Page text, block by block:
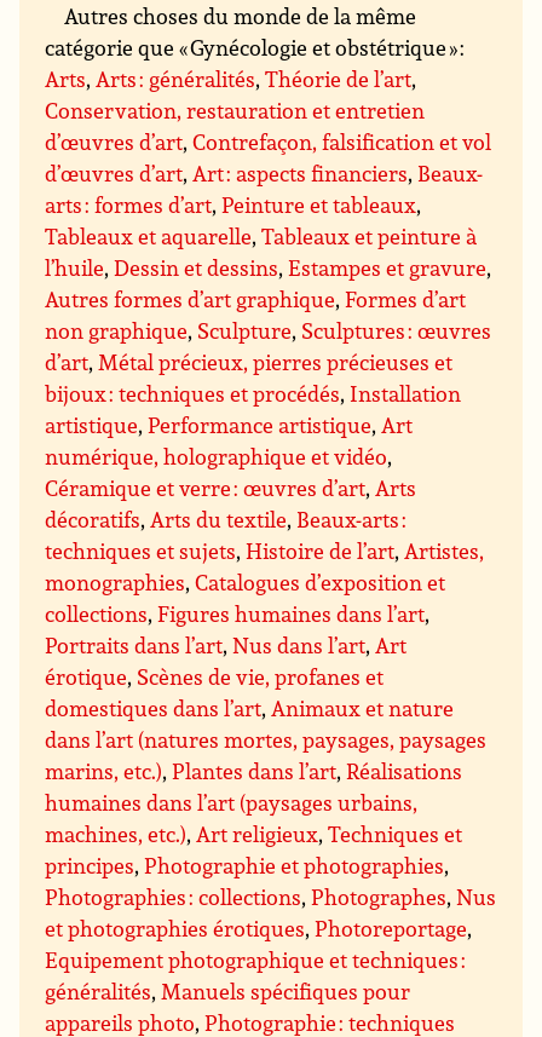
Autres choses du monde de la même
catégorie que « Gynécologie et obstétrique » :
Arts,Arts : généralités,Théorie de l’art,
Conservation, restauration et entretien
d’œuvres d’art,Contrefaçon, falsification et vol
d’œuvres d’art,Art : aspects financiers, Beaux-
arts : formes d’art,Peinture et tableaux,
Tableaux et aquarelle,Tableaux et peinture à
l’huile,Dessin et dessins,Estampes et gravure,
Autres formes d’art graphique,Formes d’art
non graphique, Sculpture, Sculptures : œuvres
d’art,Métal précieux, pierres précieuses et
bijoux : techniques et procédés, Installation
artistique,Performance artistique,Art
numérique, holographique et vidéo,
Céramique et verre : œuvres d’art,Arts
décoratifs,Arts du textile, Beaux-arts :
techniques et sujets,Histoire de l’art,Artistes,
monographies,Catalogues d’exposition et
collections,Figures humaines dans l’art,
Portraits dans l’art,Nus dans l’art,Art
érotique, Scènes de vie, profanes et
domestiques dans l’art,Animaux et nature
dans l’art (natures mortes, paysages, paysages
marins, etc.),Plantes dans l’art,Réalisations
humaines dans l’art (paysages urbains,
machines, etc.),Art religieux,Techniques et
principes,Photographie et photographies,
Photographies : collections,Photographes,Nus
et photographies érotiques,Photoreportage,
Equipement photographique et techniques :
généralités,Manuels spécifiques pour
appareils photo,Photographie : techniques